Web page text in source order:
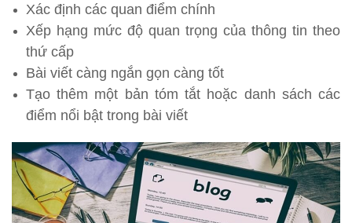
Xác định các quan điểm chính
Xếp hạng mức độ quan trọng của thông tin theo
thứ cấp
Bài viết càng ngắn gọn càng tốt
Tạo thêm một bản tóm tắt hoặc danh sách các
điểm nổi bật trong bài viết